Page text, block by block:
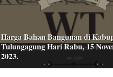
Harga Bahan Bangunan di
Tulungagung Hari Rabu, 15
2023.